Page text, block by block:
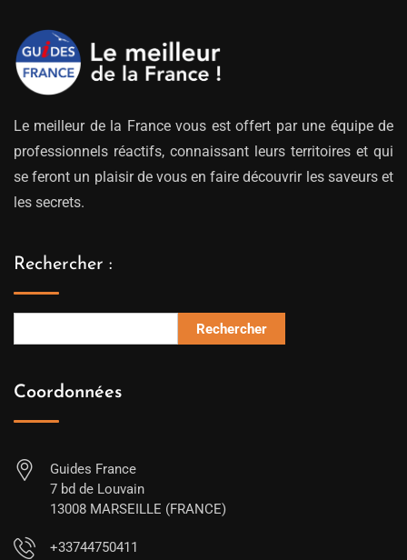
Le meilleur de la France vous est offert par une équipe de
professionnels réactifs, connaissant leurs territoires et qui
se feront un plaisir de vous en faire découvrir les saveurs et
les secrets.
Rechercher :
Rechercher
Coordonnées
Guides France
7 bd de Louvain
13008 MARSEILLE (FRANCE)
+33744750411